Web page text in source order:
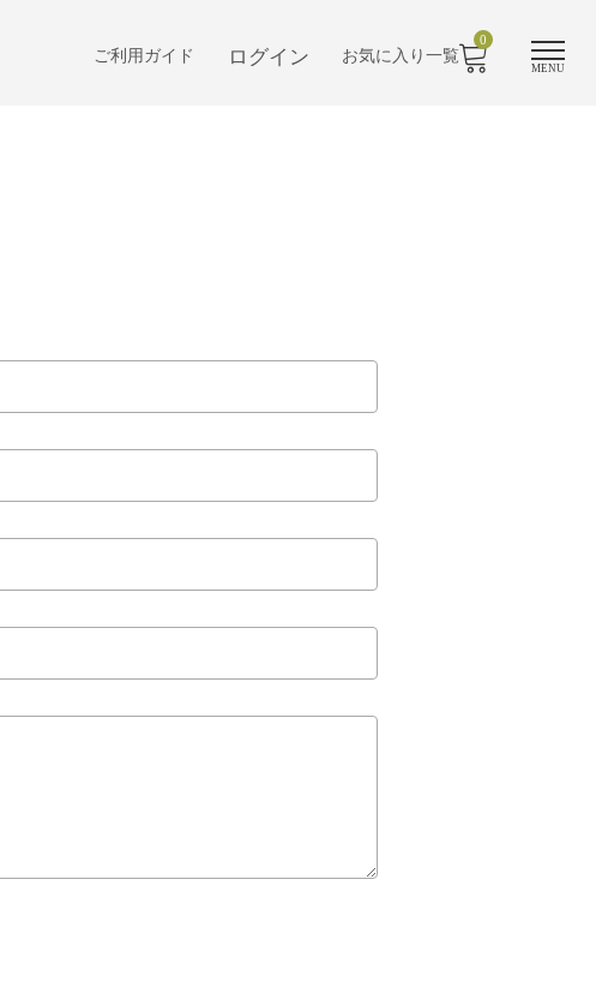
MENU
ご利用ガイド ログイン お気に入り一覧
0